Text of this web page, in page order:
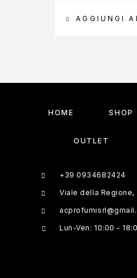
AGGIUNGI
HOME SHOP
OUTLET
+39 0934682424
Viale della
Lun-Ven: 10:00 -